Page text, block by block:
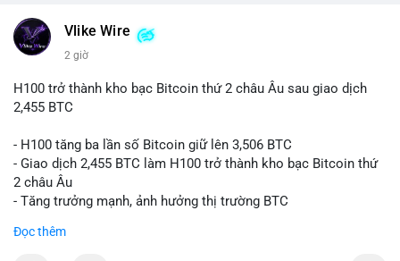
📰 Nguồn: CoinDesk
Vlike Wire
2 giờ
H100 trở thành kho bạc Bitcoin thứ 2 châu Âu sau giao dịch
2,455 BTC
- H100 tăng ba lần số Bitcoin giữ lên 3,506 BTC
- Giao dịch 2,455 BTC làm H100 trở thành kho bạc Bitcoin thứ
2 châu Âu
- Tăng trưởng mạnh, ảnh hưởng thị trường BTC
#binancesquare
Đọc thêm